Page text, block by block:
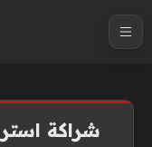
شراكة